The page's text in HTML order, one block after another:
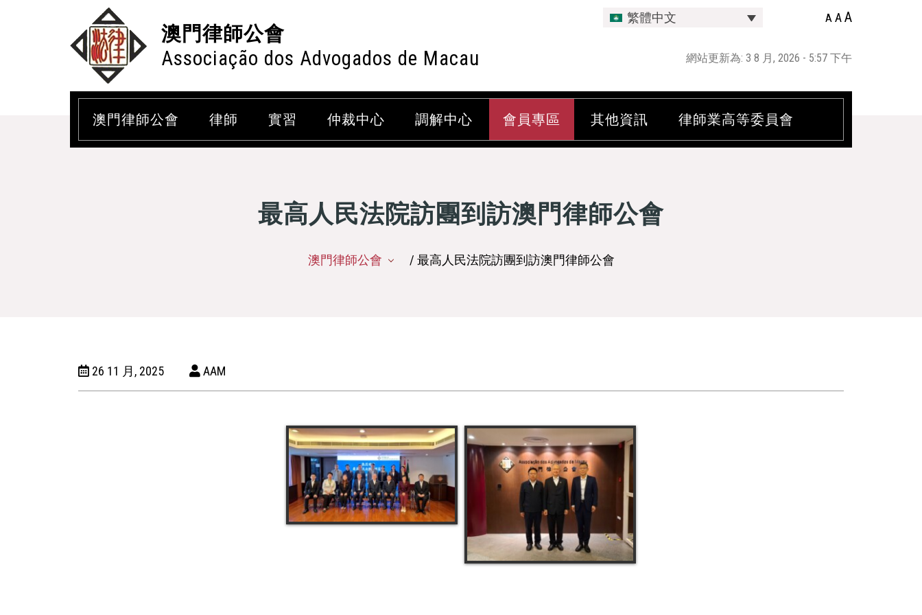
澳門律師公會
Associação dos Advogados de Macau
繁體中文 A AA
網站更新為: 3 8 月, 2026 - 5:57 下午
澳門律師公會 律師 實習 仲裁中心 調解中心 會員專區 其他資訊 律師業高等委員會
最高人民法院訪團到訪澳門律師公會
澳門律師公會 / 最高人民法院訪團到訪澳門律師公會
26 11 月, 2025 AAM